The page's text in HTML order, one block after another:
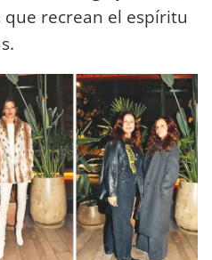
que recrean el espíritu